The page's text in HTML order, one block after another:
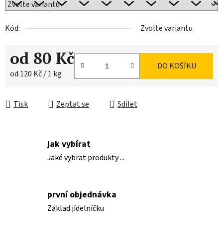
Kód: Zvolte variantu
od 80 Kč
Měrná cena:
od 120 Kč / 1 kg
DO KOŠÍKU
Tisk Zeptat se Sdílet
jak vybírat
Jaké vybrat produkty ...
první objednávka
Základ jídelníčku